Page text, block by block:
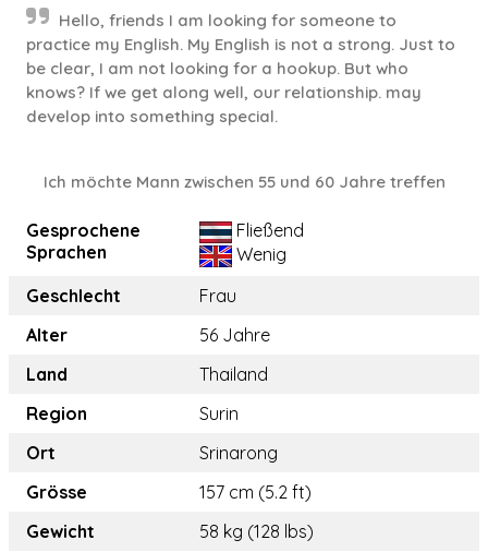
Hello, friends I am looking for someone to
practice my English. My English is not a strong. Just to
be clear, I am not looking for a hookup. But who
knows? If we get along well, our relationship. may
develop into something special.
Ich möchte Mann zwischen 55 und 60 Jahre treffen
Gesprochene
Sprachen
Fließend
Wenig
Geschlecht
Frau
Alter
56 Jahre
Land
Thailand
Region
Surin
Ort
Srinarong
Grösse
157 cm (5.2 ft)
Gewicht
58 kg (128 lbs)